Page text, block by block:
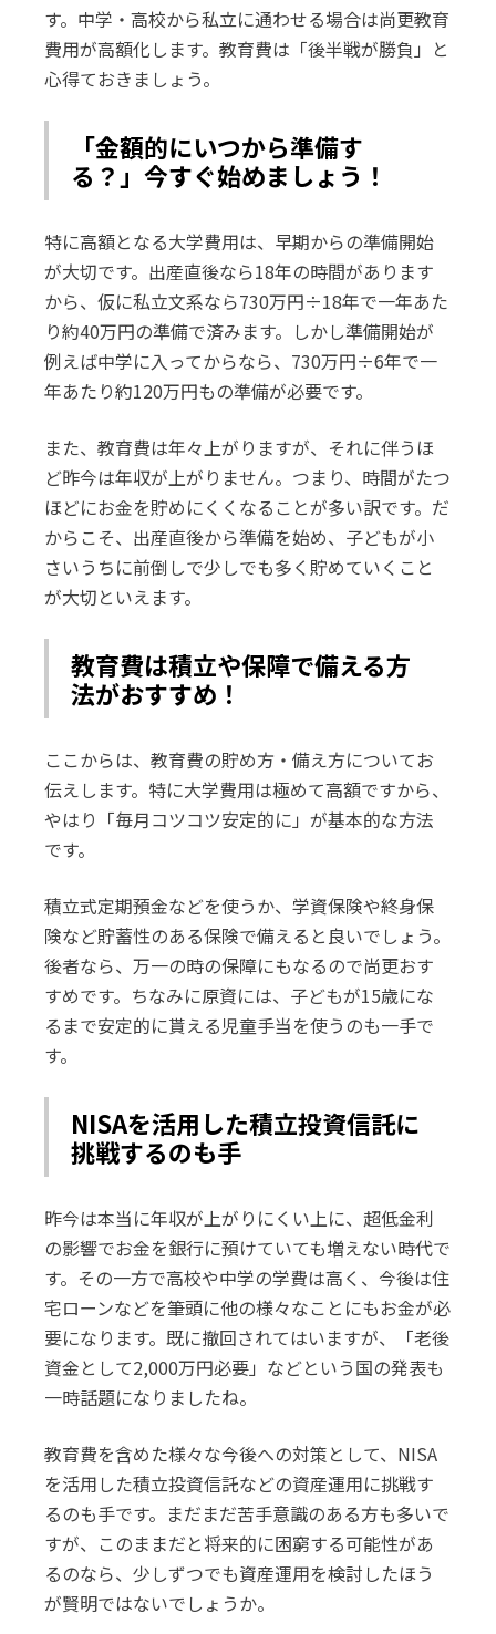
す。中学・高校から私立に通わせる場合は尚更教育
費用が高額化します。教育費は「後半戦が勝負」と
心得ておきましょう。
「金額的にいつから準備す
る？」今すぐ始めましょう！
特に高額となる大学費用は、早期からの準備開始
が大切です。出産直後なら18年の時間があります
から、仮に私立文系なら730万円÷18年で一年あた
り約40万円の準備で済みます。しかし準備開始が
例えば中学に入ってからなら、730万円÷6年で一
年あたり約120万円もの準備が必要です。
また、教育費は年々上がりますが、それに伴うほ
ど昨今は年収が上がりません。つまり、時間がたつ
ほどにお金を貯めにくくなることが多い訳です。だ
からこそ、出産直後から準備を始め、子どもが小
さいうちに前倒しで少しでも多く貯めていくこと
が大切といえます。
教育費は積立や保障で備える方
法がおすすめ！
ここからは、教育費の貯め方・備え方についてお
伝えします。特に大学費用は極めて高額ですから、
やはり「毎月コツコツ安定的に」が基本的な方法
です。
積立式定期預金などを使うか、学資保険や終身保
険など貯蓄性のある保険で備えると良いでしょう。
後者なら、万一の時の保障にもなるので尚更おす
すめです。ちなみに原資には、子どもが15歳にな
るまで安定的に貰える児童手当を使うのも一手で
す。
NISAを活用した積立投資信託に
挑戦するのも手
昨今は本当に年収が上がりにくい上に、超低金利
の影響でお金を銀行に預けていても増えない時代で
す。その一方で高校や中学の学費は高く、今後は住
宅ローンなどを筆頭に他の様々なことにもお金が必
要になります。既に撤回されてはいますが、「老後
資金として2,000万円必要」などという国の発表も
一時話題になりましたね。
教育費を含めた様々な今後への対策として、NISA
を活用した積立投資信託などの資産運用に挑戦す
るのも手です。まだまだ苦手意識のある方も多いで
すが、このままだと将来的に困窮する可能性があ
るのなら、少しずつでも資産運用を検討したほう
が賢明ではないでしょうか。